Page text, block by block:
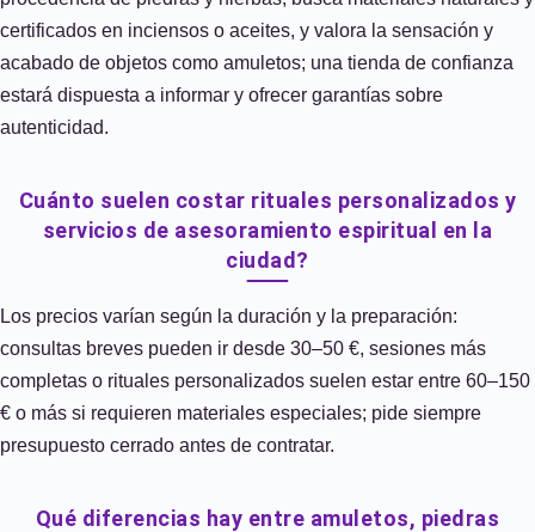
certificados en inciensos o aceites, y valora la sensación y
acabado de objetos como amuletos; una tienda de confianza
estará dispuesta a informar y ofrecer garantías sobre
autenticidad.
Cuánto suelen costar rituales personalizados y
servicios de asesoramiento espiritual en la
ciudad?
Los precios varían según la duración y la preparación:
consultas breves pueden ir desde 30–50 €, sesiones más
completas o rituales personalizados suelen estar entre 60–150
€ o más si requieren materiales especiales; pide siempre
presupuesto cerrado antes de contratar.
Qué diferencias hay entre amuletos, piedras